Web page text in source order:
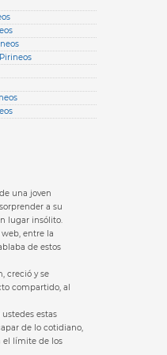
una joven
a su
lugar insólito.
entre la
de estos
creció y se
compartido, al
estas
de lo cotidiano,
el límite de los